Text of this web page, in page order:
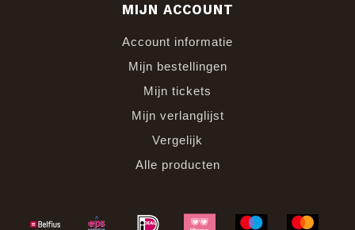
MIJN ACCOUNT
Account informatie
Mijn bestellingen
Mijn tickets
Mijn verlanglijst
Vergelijk
Alle producten